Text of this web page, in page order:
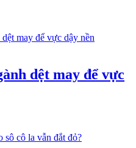
dệt may để vực